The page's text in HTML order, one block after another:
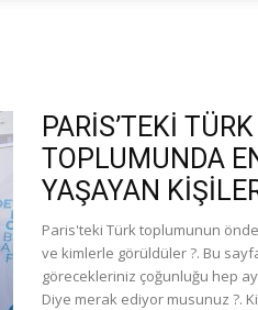
PARİS’TEKİ TÜRK
TOPLUMUNDA
YAŞAYAN
Paris'teki Türk toplumunun
ve kimlerle görüldüler ?. Bu
görecekleriniz çoğunluğu hep
Diye merak ediyor musunuz ?.